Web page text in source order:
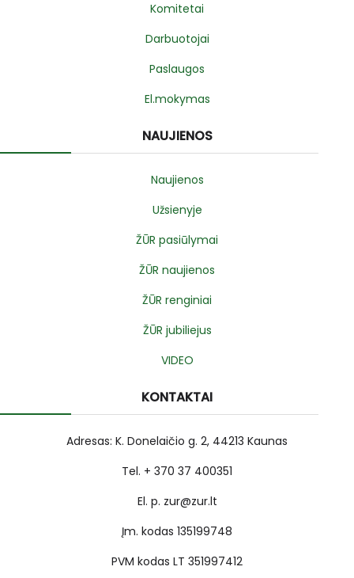
Komitetai
Darbuotojai
Paslaugos
El.mokymas
NAUJIENOS
Naujienos
Užsienyje
ŽŪR pasiūlymai
ŽŪR naujienos
ŽŪR renginiai
ŽŪR jubiliejus
VIDEO
KONTAKTAI
Adresas: K. Donelaičio g. 2, 44213 Kaunas
Tel. + 370 37 400351
El. p. zur@zur.lt
Įm. kodas 135199748
PVM kodas LT 351997412